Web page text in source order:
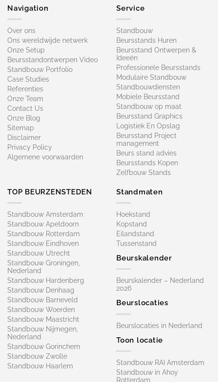
Navigation
Over ons
Ons wereldwijde netwerk
Onze Setup
Beursstandontwerpen Video
Standbouw Portfolio
Case Studies
Referenties
Onze Team
Contact Us
Onze Blog
Sitemap
Disclaimer
Privacy Policy
Algemene voorwaarden
Service
Standbouw
Beursstands Huren
Beursstand Ontwerpen &
Ideeën
Professionele Beursstands
Modulaire Standbouw
Standbouwdiensten
Mobiele Beursstand
Standbouw op maat​
Beursstand Graphics
Logistiek En Opslag
Beursstand Project
management
Beurs stand advies
Beursstands Kopen
Zelfbouw Stands
TOP BEURZENSTEDEN
Standbouw Amsterdam
Standbouw Apeldoorn
Standbouw Rotterdam
Standbouw Eindhoven
Standbouw Utrecht
Standbouw Groningen,
Nederland
Standbouw Hardenberg
Standbouw Denhaag
Standbouw Barneveld
Standbouw Woerden
Standbouw Maastricht
Standbouw Nijmegen,
Nederland
Standbouw Gorinchem
Standbouw Zwolle
Standbouw Haarlem
Standmaten
Hoekstand
Kopstand
Eilandstand
Tussenstand
Beurskalender
Beurskalender – Nederland
2026
Beurslocaties
Beurslocaties in Nederland
Toon locatie
Standbouw RAI Amsterdam
Standbouw in Ahoy
Rotterdam